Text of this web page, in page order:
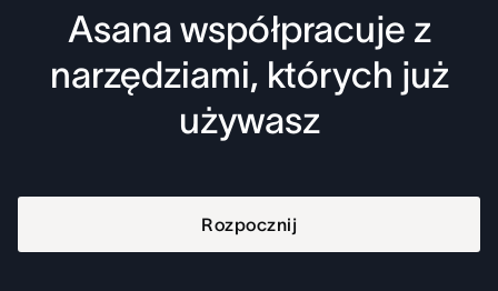
Asana współpracuje z
narzędziami, których już
używasz
Rozpocznij